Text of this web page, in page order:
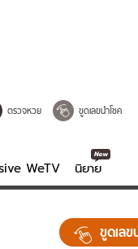
ตรวจหวย ขูดเลขนำโชค
WeTV นิยาย
ขูดเลข